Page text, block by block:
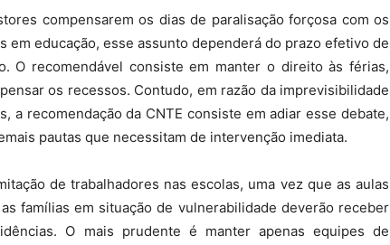
compensarem os dias de paralisação forçosa com os
em educação, esse assunto dependerá do prazo efetivo de
O recomendável consiste em manter o direito às férias,
os recessos. Contudo, em razão da imprevisibilidade
a recomendação da CNTE consiste em adiar esse debate,
pautas que necessitam de intervenção imediata.
de trabalhadores nas escolas, uma vez que as aulas
famílias em situação de vulnerabilidade deverão receber
O mais prudente é manter apenas equipes de